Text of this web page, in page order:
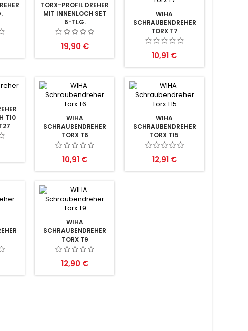
TORX-PROFIL DREHER
MIT INNENLOCH SET
6-TLG.
Preis
19,90 €
WIHA
SCHRAUBENDREHER
TORX T7
Preis
10,91 €
T10
WIHA
SCHRAUBENDREHER
TORX T6
Preis
10,91 €
WIHA
SCHRAUBENDREHER
TORX T15
Preis
12,91 €
WIHA
SCHRAUBENDREHER
TORX T9
Preis
12,90 €